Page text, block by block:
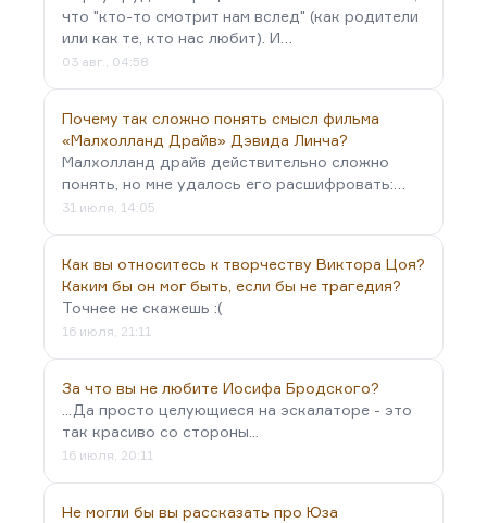
что "кто-то смотрит нам вслед" (как родители
или как те, кто нас любит). И…
03 авг., 04:58
Почему так сложно понять смысл фильма
«Малхолланд Драйв» Дэвида Линча?
Малхолланд драйв действительно сложно
понять, но мне удалось его расшифровать:…
31 июля, 14:05
Как вы относитесь к творчеству Виктора Цоя?
Каким бы он мог быть, если бы не трагедия?
Точнее не скажешь :(
16 июля, 21:11
За что вы не любите Иосифа Бродского?
...Да просто целующиеся на эскалаторе - это
так красиво со стороны...
16 июля, 20:11
Не могли бы вы рассказать про Юза